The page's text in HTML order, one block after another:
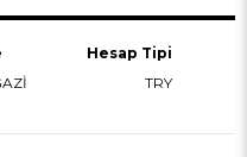
Hesap Tipi
TRY